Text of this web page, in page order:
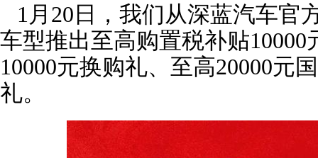
1月20日，我们从深蓝汽车官
车型推出至高购置税补贴
10000元换购礼、至高20000元
礼。